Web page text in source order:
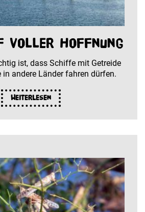
voller Hoffnung
ist, dass Schiffe mit Getreide
in andere Länder fahren dürfen.
Weiterlesen